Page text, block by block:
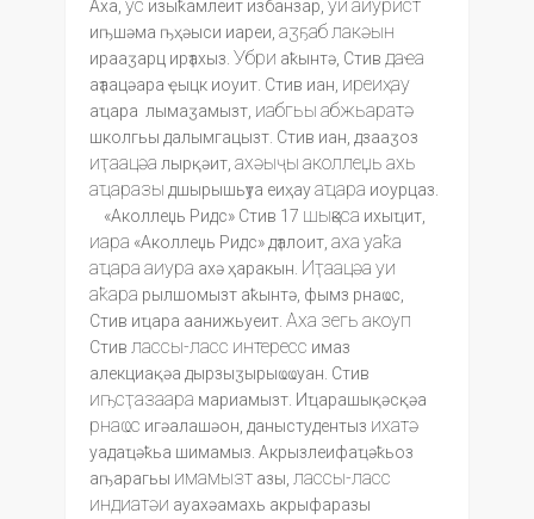
Аха, ус изыҟамлеит избанзар, уи аиурист
иҧшәма ҧҳәыси иареи, аӡҕаблакәын
ирааӡарц ирҭахыз. Убри аҟынтә, Стив даҽа
аҭаацәара ҿыцк иоуит. Стив иан, иреиҳау
аҵара лымаӡамызт, иабгьы абжьаратә
школгьы далымгацызт. Стив иан, дзааӡоз
иҭаацәа лырқәит, ахәыҷы аколлеџь ахь
аҵаразы дшырышьҭуа еиҳауаҵара иоурцаз.
«Аколлеџь Ридс» Стив 17 шықәса ихыҵит,
иара «Аколлеџь Ридс» дҭалоит, аха уаҟа
аҵара аиура ахә ҳаракын. Иҭаацәа уи
аҟара рылшомызт аҟынтә, фымз рнаҩс,
Стив иҵара аанижьуеит. Аха зегь акоуп
Стив лассы-ласс интересс имаз
алекциақәа дырзыӡырыҩҩуан. Стив
иҧсҭазаара мариамызт. Иҵарашықәсқәа
рнаҩс игәалашәон, даныстудентыз ихатә
уадаҵәҟьа шимамыз. Акрызлеифаҵәҟьоз
аҧарагьы имамызт азы, лассы-ласс
индиатәи ауахәамахь акрыфаразы